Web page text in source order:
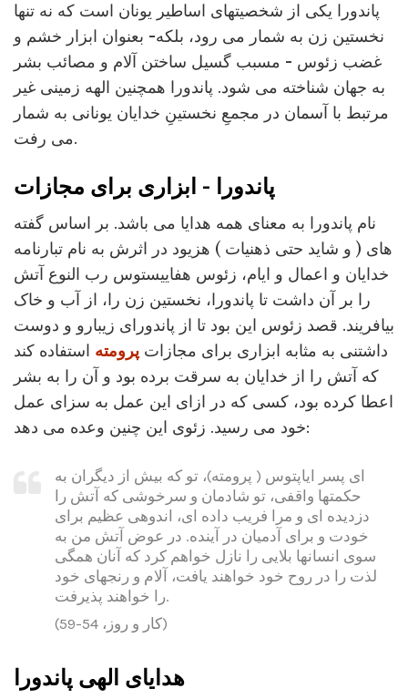
پاندورا یکی از شخصیتهای اساطیر یونان است که نه تنها
نخستین زن به شمار می رود، بلکه- بعنوان ابزار خشم و
غضب زئوس - مسبب گسیل ساختن آلام و مصائب بشر
به جهان شناخته می شود. پاندورا همچنین الهه زمینی غیر
مرتبط با آسمان در مجمعِ نخستینِ خدایان یونانی به شمار
می رفت.
پاندورا - ابزاری برای مجازات
نام پاندورا به معنای همه هدایا می باشد. بر اساس گفته
های ( و شاید حتی ذهنیات ) هزیود در اثرش به نام تبارنامه
خدایان و اعمال و ایام، زئوس هفاییستوس رب النوع آتش
را بر آن داشت تا پاندورا، نخستین زن را، از آب و خاک
بیافریند. قصد زئوس این بود تا از پاندورای زیبارو و دوست
داشتنی به مثابه ابزاری برای مجازات پرومته استفاده کند
که آتش را از خدایان به سرقت برده بود و آن را به بشر
اعطا کرده بود، کسی که در ازای این عمل به سزای عمل
خود می رسید. زئوی این چنین وعده می دهد:
ای پسر ایاپتوس ( پرومته)، تو که بیش از دیگران به
حکمتها واقفی، تو شادمان و سرخوشی که آتش را
دزدیده ای و مرا فریب داده ای، اندوهی عظیم برای
خودت و برای آدمیان در آینده. در عوض آتش من به
سوی انسانها بلایی را نازل خواهم کرد که آنان همگی
لذت را در روح خود خواهند یافت، آلام و رنجهای خود
را خواهند پذیرفت.
(کار و روز، 54-59)
هدایای الهی پاندورا